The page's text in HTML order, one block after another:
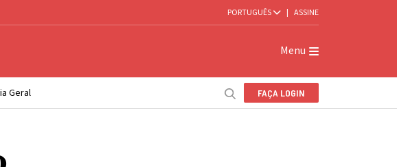
PORTUGUÊS | ASSINE
Menu
Geral FAÇA LOGIN